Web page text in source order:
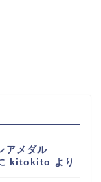
アメダル
kitokito より